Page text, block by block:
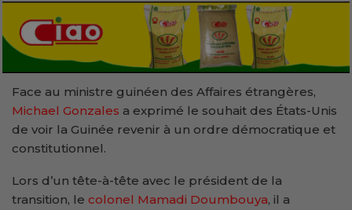
Face au ministre guinéen des Affaires étrangères,
Michael Gonzales a exprimé le souhait des États-Unis
de voir la Guinée revenir à un ordre démocratique et
constitutionnel.
Lors d’un tête-à-tête avec le président de la
transition, le colonel Mamadi Doumbouya, il a